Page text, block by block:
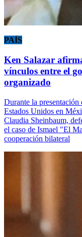
PAÍS
Ken Salazar
vínculos entre el
organizado
Durante la
Estados Unidos en
Claudia Sheinbaum,
el caso de Ismael "El
cooperación bilateral